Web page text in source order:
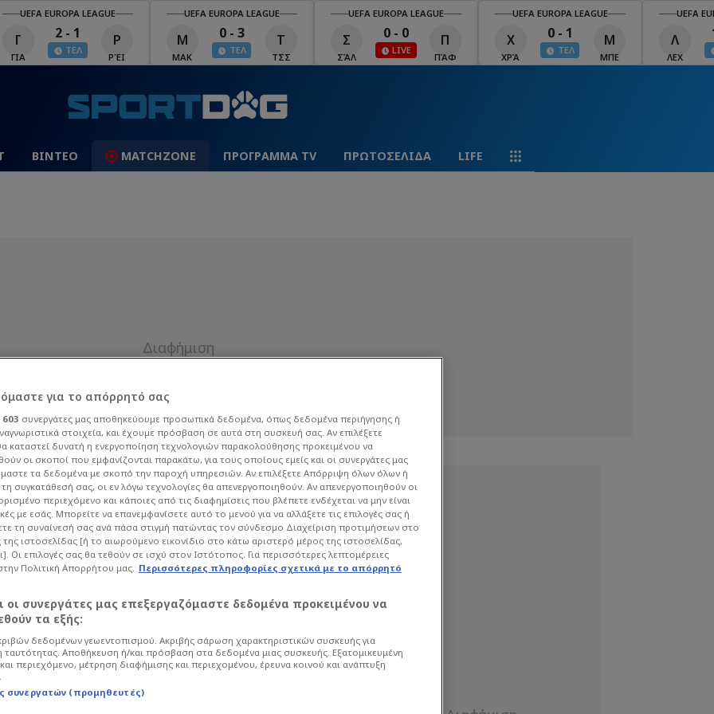
UEFA EUROPA LEAGUE
Γ
ΓΙΑ
2 - 1
ΤΕΛ
Ρ
ΡΈΙ
UEFA EUROPA LEAGUE
Μ
ΜΑΚ
0 - 3
ΤΕΛ
Τ
ΤΣΣ
UEFA EUROPA LEAGUE
Σ
ΣΆΛ
0 - 0 Π
ΠΆΦ
UEFA EUROPA LEAGUE
Χ
ΧΡΆ
0 - 1
ΤΕΛ
Μ
ΜΠΕ
UEFA
Λ
ΛΕΧ
ΒΙΝΤΕΟ MATCHZONE ΠΡΟΓΡΑΜΜΑ TV ΠΡΩΤΟΣΕΛΙΔΑ LIFE
που έχουμε στο
κακοτυχία!
Life Κοινωνία
ο άνθρωπος αναζητά τρόπους
ατυχίες της ζωής μέσα από
παραδόσεις.
για το απόρρητό σας
603 συνεργάτες μας αποθηκεύουμε προσωπικά δεδομένα, όπως δεδομένα περιήγησης ή
στοιχεία, και έχουμε πρόσβαση σε αυτά στη συσκευή σας. Αν επιλέξετε
καταστεί δυνατή η ενεργοποίηση τεχνολογιών παρακολούθησης προκειμένου να
οι σκοποί που εμφανίζονται παρακάτω, για τους οποίους εμείς και οι συνεργάτες μας
τα δεδομένα με σκοπό την παροχή υπηρεσιών. Αν επιλέξετε Απόρριψη όλων όλων ή
συγκατάθεσή σας, οι εν λόγω τεχνολογίες θα απενεργοποιηθούν. Αν απενεργοποιηθούν οι
περιεχόμενο και κάποιες από τις διαφημίσεις που βλέπετε ενδέχεται να μην είναι
με εσάς. Μπορείτε να επανεμφανίσετε αυτό το μενού για να αλλάξετε τις επιλογές σας ή
τη συναίνεσή σας ανά πάσα στιγμή πατώντας τον σύνδεσμο Διαχείριση προτιμήσεων στο
ιστοσελίδας [ή το αιωρούμενο εικονίδιο στο κάτω αριστερό μέρος της ιστοσελίδας,
Οι επιλογές σας θα τεθούν σε ισχύ στον Ιστότοπος. Για περισσότερες λεπτομέρειες
Πολιτική Απορρήτου μας. Περισσότερες πληροφορίες σχετικά με το απόρρητό
οι συνεργάτες μας επεξεργαζόμαστε δεδομένα προκειμένου να
τα εξής:
δεδομένων γεωεντοπισμού. Ακριβής σάρωση χαρακτηριστικών συσκευής για
ταυτότητας. Αποθήκευση ή/και πρόσβαση στα δεδομένα μιας συσκευής. Εξατομικευμένη
περιεχόμενο, μέτρηση διαφήμισης και περιεχομένου, έρευνα κοινού και ανάπτυξη
συνεργατών (προμηθευτές)